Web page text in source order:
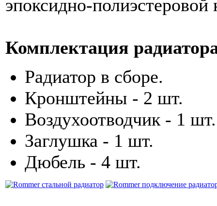
эпоксидно-
Комплектация
Радиатор в сборе.
Кронштейны - 2 шт.
Воздухоотводчик - 1 шт.
Заглушка - 1 шт.
Дюбель - 4 шт.